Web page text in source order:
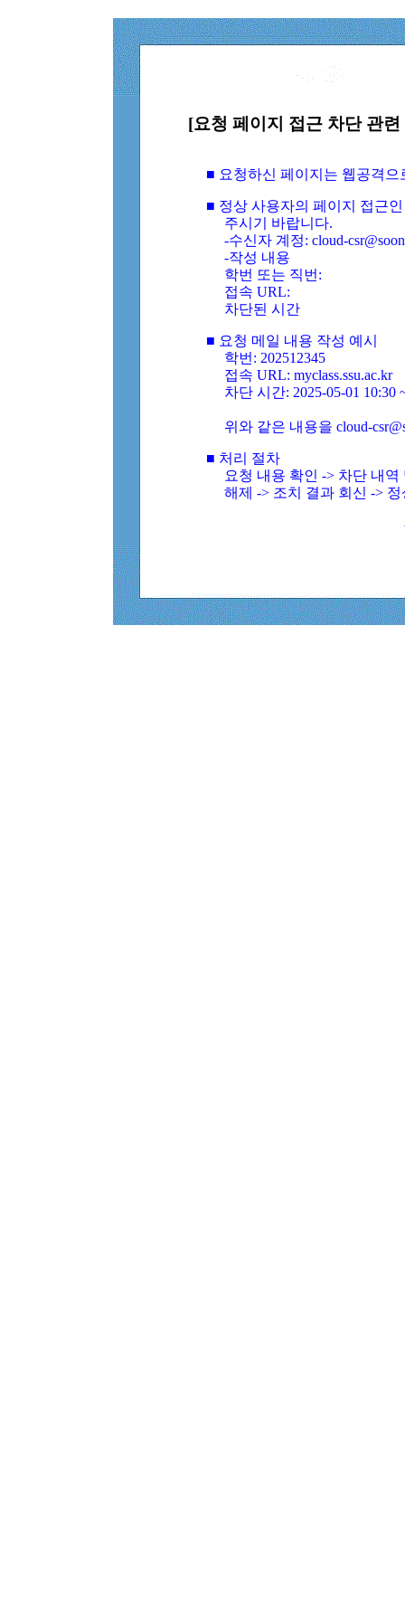
[요청 페이지 접근 차단 관
■ 요청하신 페이지는 웹공격
■ 정상 사용자의 페이지 접근
주시기 바랍니다.
-수신자 계정: cloud-
-작성 내용
학번 또는 직번:
접속 URL:
차단된 시간
■ 요청 메일 내용 작성 예시
학번: 202512345
접속 URL: myclass.ssu.ac.kr
차단 시간: 2025-05-01 10:30
위와 같은 내용을 cloud-
■ 처리 절차
요청 내용 확인 -> 차단 내
해제 -> 조치 결과 회신 ->